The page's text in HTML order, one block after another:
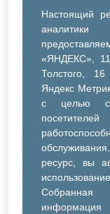
Настоящий
«ЯНДЕКС»,
Толстого,
Яндекс
с целью
ресурс, вы
информация